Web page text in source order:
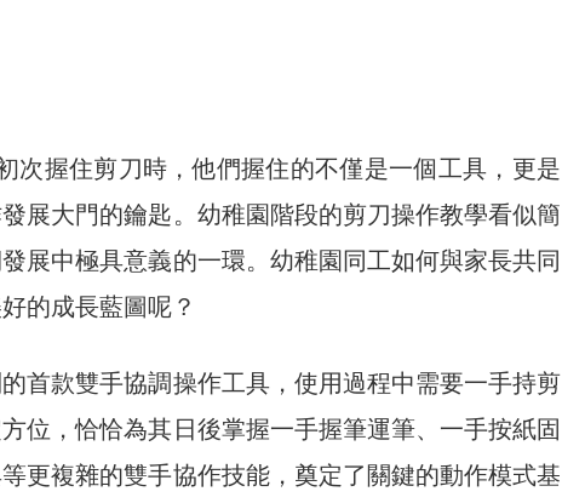
次握住剪刀時，他們握住的不僅是一個工具，更是
展大門的鑰匙。幼稚園階段的剪刀操作教學看似簡
展中極具意義的一環。幼稚園同工如何與家長共同
的成長藍圖呢？
首款雙手協調操作工具，使用過程中需要一手持剪
位，恰恰為其日後掌握一手握筆運筆、一手按紙固
更複雜的雙手協作技能，奠定了關鍵的動作模式基